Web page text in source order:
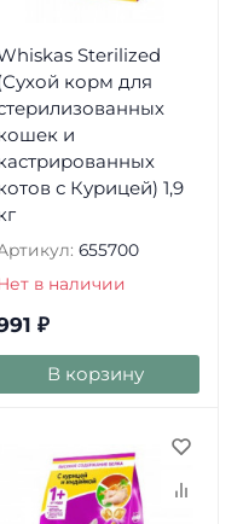
Sterilized
корм для
и
с Курицей) 1,9
655700
в наличии
₽
В корзину